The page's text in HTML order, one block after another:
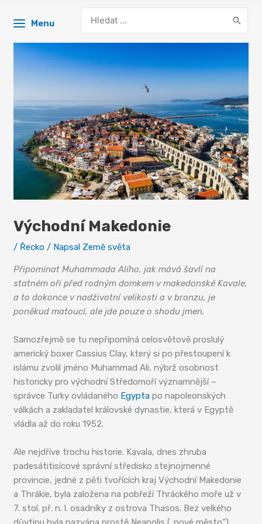
Menu
for:
Východní Makedonie
/ Řecko / Napsal Země světa
Připomínat Muhammada Alího, jak mává šavlí na
statném oři před rodným domkem v makedonské Kavale,
a to dokonce v nadživotní velikosti a v bronzu, je
poněkud matoucí, ale jde pouze o shodu jmen.
Samozřejmě se tu nepřipomíná celosvětově proslulý
americký boxer Cassius Clay, který si po přestoupení k
islámu zvolil jméno Muhammad Ali, nýbrž osobnost
historicky pro východní Středomoří významnější –
správce Turky ovládaného Egypta po napoleonských
válkách a zakladatel královské dynastie, která v Egyptě
vládla až do roku 1952.
Ale nejdříve trochu historie. Kavala, dnes zhruba
padesátitisícové správní středisko stejnojmenné
provincie, jedné z pěti tvořících kraj Východní Makedonie
a Thrákie, byla založena na pobřeží Thráckého moře už v
7. stol. př. n. l. osadníky z ostrova Thasos. Bez velkého